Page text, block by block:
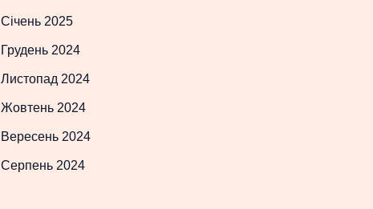
Січень 2025
Грудень 2024
Листопад 2024
Жовтень 2024
Вересень 2024
Серпень 2024